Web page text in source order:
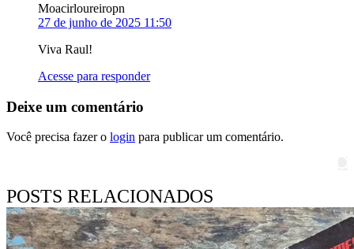
Moacirloureiropn
27 de junho de 2025 11:50
Viva Raul!
Acesse para responder
Deixe um comentário
Você precisa fazer o login para publicar um comentário.
POSTS RELACIONADOS